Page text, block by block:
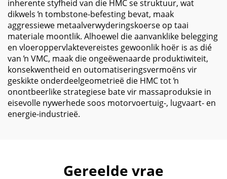
inherente styfheid van die HMC se struktuur, wat
dikwels ŉ tombstone-befesting bevat, maak
aggressiewe metaalverwyderingskoerse op taai
materiale moontlik. Alhoewel die aanvanklike belegging
en vloeroppervlaktevereistes gewoonlik hoër is as dié
van ŉ VMC, maak die ongeëwenaarde produktiwiteit,
konsekwentheid en outomatiseringsvermoëns vir
geskikte onderdeelgeometrieë die HMC tot ŉ
onontbeerlike strategiese bate vir massaproduksie in
eisevolle nywerhede soos motorvoertuig-, lugvaart- en
energie-industrieë.
Gereelde vrae